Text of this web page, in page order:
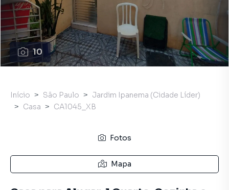
10
Início São Paulo
Jardim Ipanema (Cidade Líder)
Casa
CA1045_XB
Fotos
Mapa